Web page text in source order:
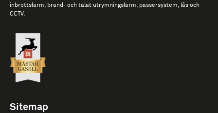
inbrottslarm, brand- och talat utrymningslarm, passersystem, lås och
CCTV.
Sitemap